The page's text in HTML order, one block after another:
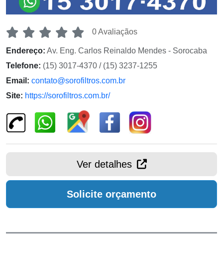
0 Avaliaçãos
Endereço: Av. Eng. Carlos Reinaldo Mendes - Sorocaba
Telefone: (15) 3017-4370 / (15) 3237-1255
Email: contato@sorofiltros.com.br
Site: https://sorofiltros.com.br/
Ver detalhes
Solicite orçamento